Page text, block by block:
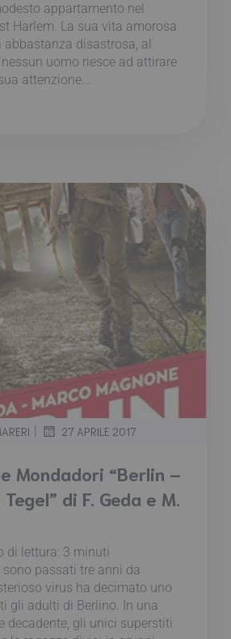
appartamento nel
Harlem. La sua vita amorosa
abbastanza disastrosa, al
uomo riesce ad attirare
attenzione...
| 27 APRILE 2017
Mondadori “Berlin –
di F. Geda e M.
di lettura: 3 minuti
sono passati tre anni da
virus ha decimato uno
gli adulti di Berlino. In una
decadente, gli unici superstiti